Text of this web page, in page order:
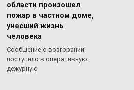
области произошел
пожар в частном доме,
унесший жизнь
человека
Сообщение о возгорании
поступило в оперативную
дежурную